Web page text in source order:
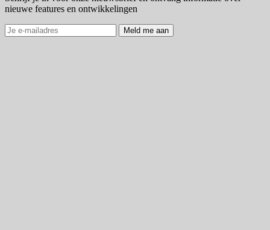
nieuwe features en ontwikkelingen
Meld me aan